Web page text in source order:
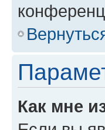
Как мне